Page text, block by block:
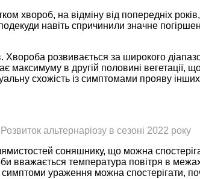
хвороб, на відміну від попередніх
навіть спричинили значне
Хвороба розвивається за широкого
максимуму в другій половині вегетації,
схожість із симптомами прояву
альтернаріозу в сезоні 2022 року
соняшнику, що можна
вважається температура повітря в
ураження можна спостерігати,